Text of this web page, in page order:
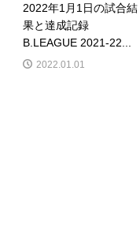
2022年1月1日の試合結
果と達成記録
B.LEAGUE 2021-22...
2022.01.01